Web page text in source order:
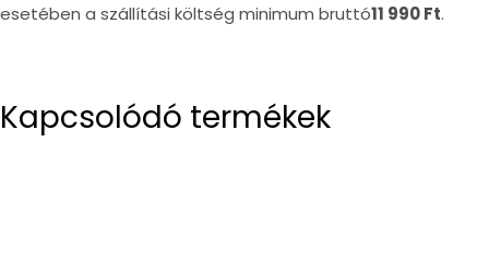
esetében a szállítási költség minimum bruttó11 990 Ft.
Kapcsolódó termékek